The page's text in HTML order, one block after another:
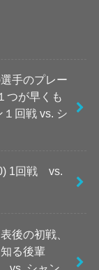
手のプレー
つが早くも
回戦 vs. シ
1回戦 vs.
後の初戦、
る後輩